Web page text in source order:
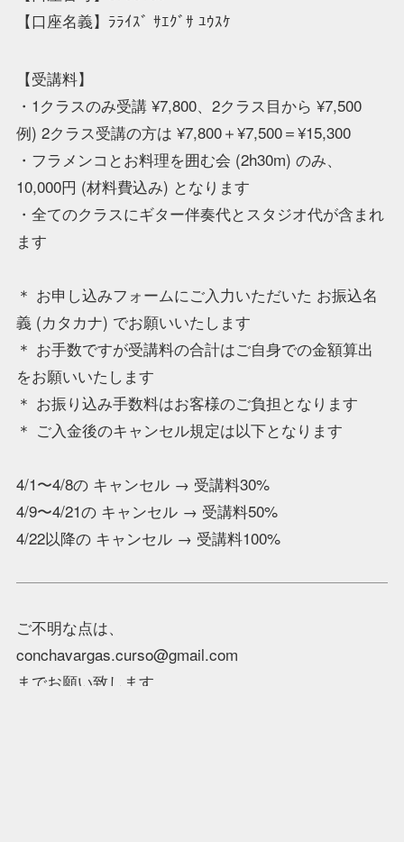
【口座名義】ﾗﾗｲｽﾞ ｻｴｸﾞｻ ﾕｳｽｹ
【受講料】
・1クラスのみ受講 ¥7,800、2クラス目から ¥7,500
例) 2クラス受講の方は ¥7,800＋¥7,500＝¥15,300
・フラメンコとお料理を囲む会 (2h30m) のみ、
10,000円 (材料費込み) となります
・全てのクラスにギター伴奏代とスタジオ代が含まれ
ます
＊ お申し込みフォームにご入力いただいた お振込名
義 (カタカナ) でお願いいたします
＊ お手数ですが受講料の合計はご自身での金額算出
をお願いいたします
＊ お振り込み手数料はお客様のご負担となります
＊ ご入金後のキャンセル規定は以下となります
4/1〜4/8の キャンセル → 受講料30%
4/9〜4/21の キャンセル → 受講料50%
4/22以降の キャンセル → 受講料100%
ご不明な点は、
conchavargas.curso@gmail.com
までお願い致します。